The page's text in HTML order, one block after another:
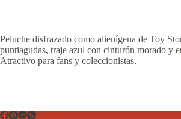
Peluche disfrazado como alienígena de Toy
puntiagudas, traje azul con cinturón morado y
Atractivo para fans y coleccionistas.